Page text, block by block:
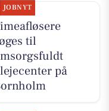
JOBNYT
til
på